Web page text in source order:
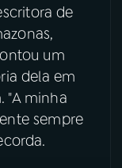
de
um
dela em
"A minha
sempre